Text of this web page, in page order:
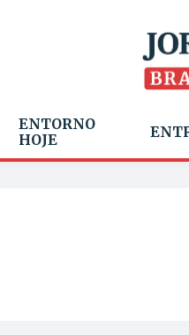
ENTORNO
HOJE